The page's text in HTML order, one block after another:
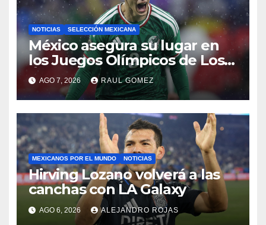
NOTICIAS SELECCIÓN MEXICANA
México asegura su lugar en
los Juegos Olímpicos de Los
Ángeles 2028
AGO 7, 2026 RAUL GOMEZ
MEXICANOS POR EL MUNDO NOTICIAS
Hirving Lozano volverá a las
canchas con LA Galaxy
AGO 6, 2026 ALEJANDRO ROJAS